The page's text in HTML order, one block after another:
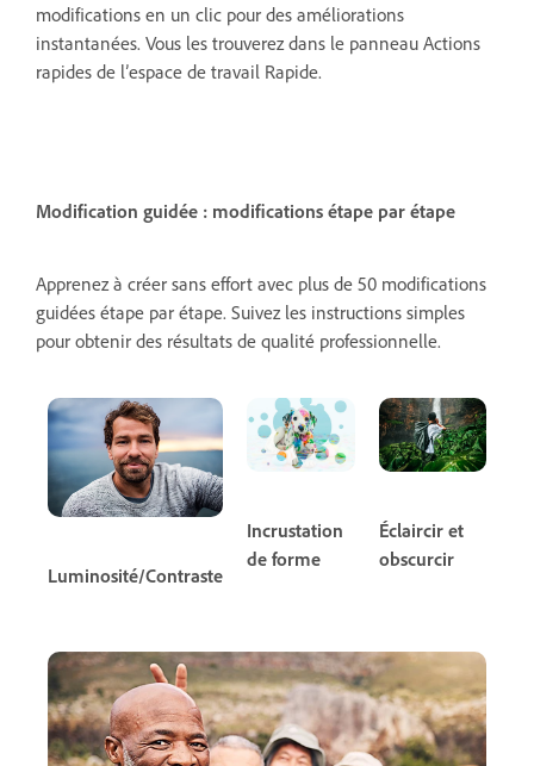
modifications en un clic pour des améliorations
instantanées. Vous les trouverez dans le panneau Actions
rapides de l’espace de travail Rapide.
Modification guidée : modifications étape par étape
Apprenez à créer sans effort avec plus de 50 modifications
guidées étape par étape. Suivez les instructions simples
pour obtenir des résultats de qualité professionnelle.
Luminosité/Contraste
Incrustation
de forme
Éclaircir et
obscurcir